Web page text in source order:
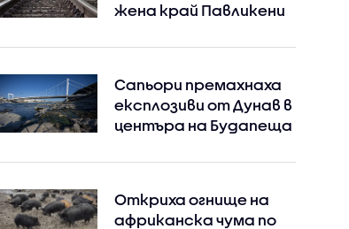
жена край Павликени
Сапьори премахнаха
експлозиви от Дунав в
центъра на Будапеща
Откриха огнище на
африканска чума по